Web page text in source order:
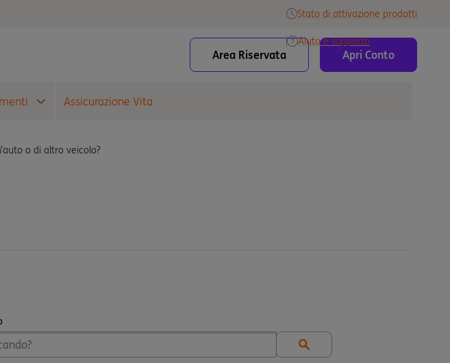
Stato di attivazione prodotti
Aiuto e supporto
Area Riservata Apri Conto
Assicurazione Vita
o di altro veicolo?